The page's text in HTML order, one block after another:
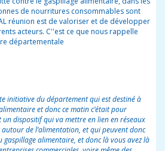
de nourritures consommables sont
réunion est de valoriser et de développer
acteurs. C''est ce que nous rappelle
départementale
initiative du département qui est destiné à
et donc ce matin c’était pour
dispositif qui va mettre en lien en réseaux
de l’alimentation, et qui peuvent donc
alimentaire, et donc là vous avez là